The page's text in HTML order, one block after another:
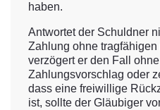
haben.
Antwortet der Schuldner
Zahlung ohne
verzögert er den Fall
Zahlungsvorschlag oder
dass eine freiwillige
ist, sollte der Gläubiger